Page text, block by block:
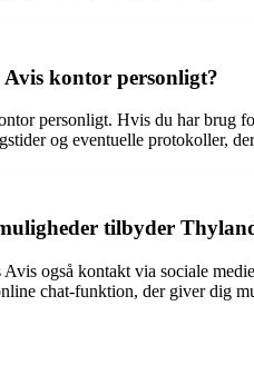
kontor personligt?
personligt. Hvis du har brug
og eventuelle protokoller,
tilbyder
også kontakt via sociale
chat-funktion, der giver dig